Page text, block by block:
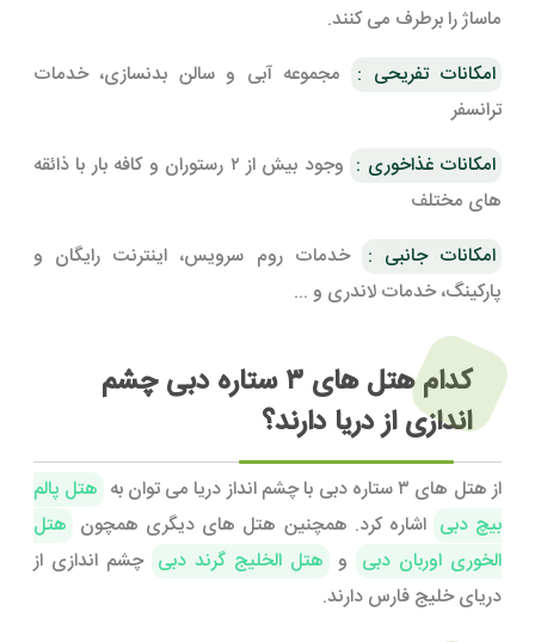
ماساژ را برطرف می کنند.
امکانات تفریحی :
مجموعه آبی و سالن بدنسازی، خدمات
ترانسفر
امکانات غذاخوری :
وجود بیش از ۲ رستوران و کافه بار با ذائقه
های مختلف
امکانات جانبی : خدمات روم سرویس، اینترنت رایگان و
پارکینگ، خدمات لاندری و ...
کدام هتل های ۳ ستاره دبی چشم
اندازی از دریا دارند؟
از هتل های ۳ ستاره دبی با چشم انداز دریا می توان به
هتل پالم
بیچ دبی اشاره کرد. همچنین هتل های دیگری همچون هتل
الخوری اوربان دبی و هتل الخلیج گرند دبی چشم اندازی از
دریای خلیج فارس دارند.